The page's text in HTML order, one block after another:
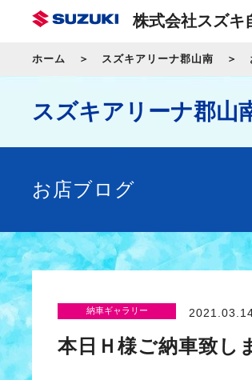
株式会社スズキ
ホーム スズキアリーナ郡山南
スズキアリーナ郡山
お店ブログ
納車ギャラリー
本日Ｈ様ご納車致し